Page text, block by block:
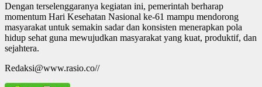
Dengan terselenggaranya kegiatan ini, pemerintah berharap
momentum Hari Kesehatan Nasional ke-61 mampu mendorong
masyarakat untuk semakin sadar dan konsisten menerapkan pola
hidup sehat guna mewujudkan masyarakat yang kuat, produktif, dan
sejahtera.
Redaksi@www.rasio.co//